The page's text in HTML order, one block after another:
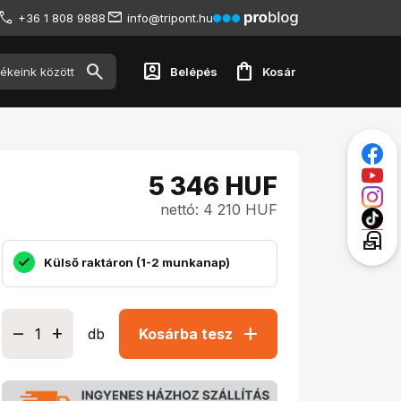
+36 1 808 9888 info@tripont.hu
account_box Belépés shopping_bag Kosár
5 346 HUF
nettó: 4 210 HUF
Külső raktáron (1-2 munkanap)
db Kosárba tesz add
local_post_office